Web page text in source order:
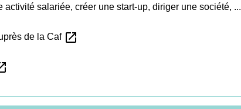
salariée, créer une start-up, diriger une société, ...
de la Caf open_in_new